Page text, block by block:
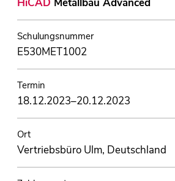
HiCAD Metallbau Advanced
Schulungsnummer
E530MET1002
Termin
18.12.2023–20.12.2023
Ort
Vertriebsbüro Ulm, Deutschland